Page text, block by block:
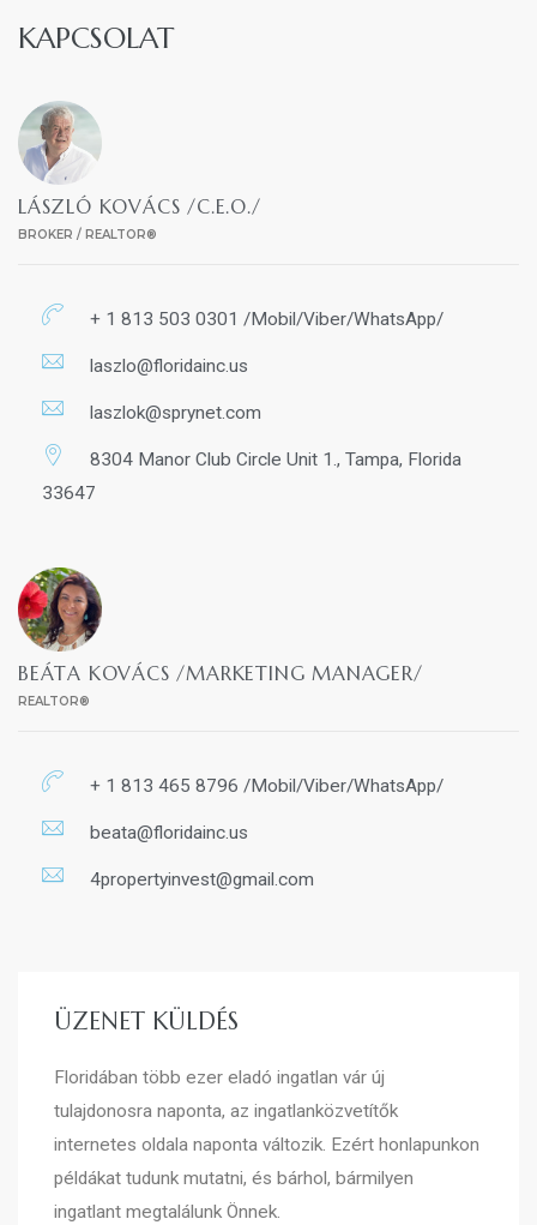
KAPCSOLAT
LÁSZLÓ KOVÁCS /C.E.O./
BROKER / REALTOR®
+ 1 813 503 0301 /Mobil/Viber/WhatsApp/
laszlo@floridainc.us
laszlok@sprynet.com
8304 Manor Club Circle Unit 1., Tampa, Florida
33647
BEÁTA KOVÁCS /MARKETING MANAGER/
REALTOR®
+ 1 813 465 8796 /Mobil/Viber/WhatsApp/
beata@floridainc.us
4propertyinvest@gmail.com
ÜZENET KÜLDÉS
Floridában több ezer eladó ingatlan vár új
tulajdonosra naponta, az ingatlanközvetítők
internetes oldala naponta változik. Ezért honlapunkon
példákat tudunk mutatni, és bárhol, bármilyen
ingatlant megtalálunk Önnek.